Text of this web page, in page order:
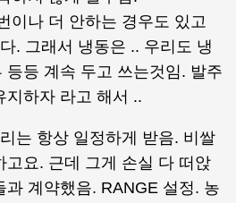
이나 더 안하는 경우도 있고
. 그래서 냉동은 .. 우리도 냉
등등 계속 두고 쓰는것임. 발주
지하자 라고 해서 ..
는 항상 일정하게 받음. 비쌀
고요. 근데 그게 손실 다 떠앉
과 계약했음. RANGE 설정. 농